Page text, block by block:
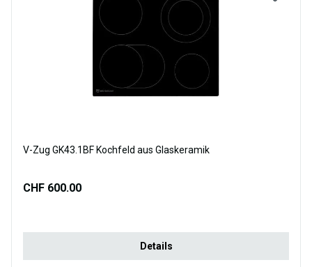
V-Zug GK43.1BF Kochfeld aus Glaskeramik
CHF 600.00
Details